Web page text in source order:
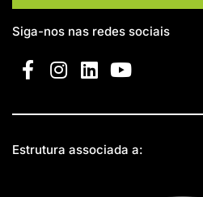
Siga-nos nas redes sociais
Estrutura associada a: